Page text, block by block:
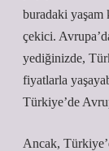
buradaki yaşam
çekici.
yediğinizde,
fiyatlarla
Türkiye’de
Ancak,